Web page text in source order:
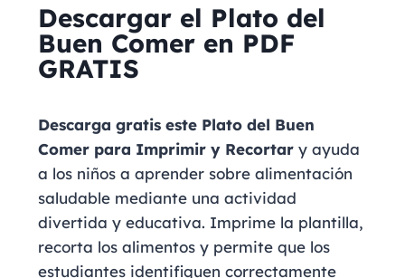
Descargar el Plato del
Buen Comer en PDF
GRATIS
Descarga gratis este Plato del Buen
Comer para Imprimir y Recortar y ayuda
a los niños a aprender sobre alimentación
saludable mediante una actividad
divertida y educativa. Imprime la plantilla,
recorta los alimentos y permite que los
estudiantes identifiquen correctamente